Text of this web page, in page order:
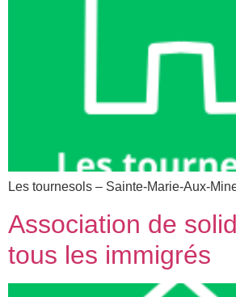
Les tournesols – Sainte-Marie-Aux-
Association de
tous les immigrés